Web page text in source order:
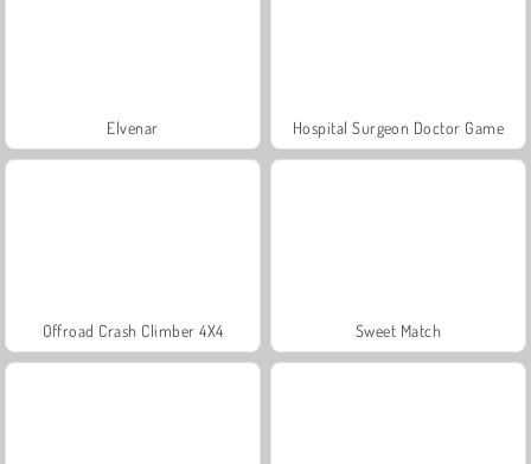
Elvenar Hospital Surgeon Doctor Game
Offroad Crash Climber 4X4 Sweet Match